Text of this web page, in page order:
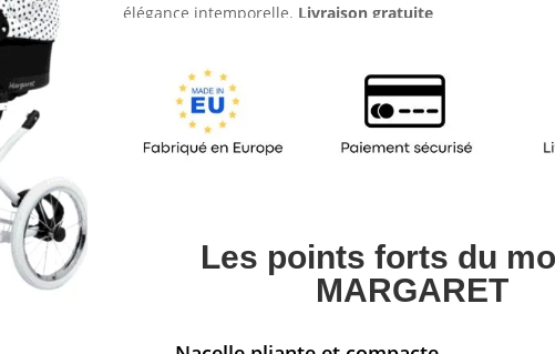
client
élégance intemporelle. Livraison gratuite
Les points forts du
MARGARET